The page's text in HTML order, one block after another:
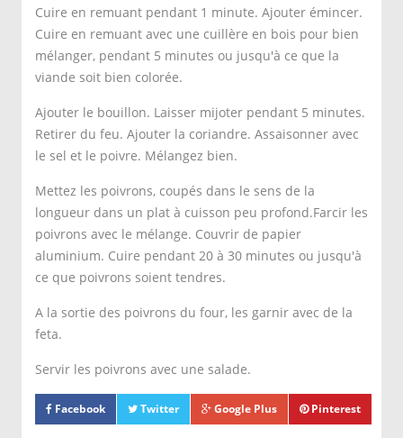
Cuire en remuant pendant 1 minute. Ajouter émincer.
Cuire en remuant avec une cuillère en bois pour bien
mélanger, pendant 5 minutes ou jusqu'à ce que la
viande soit bien colorée.
Ajouter le bouillon. Laisser mijoter pendant 5 minutes.
Retirer du feu. Ajouter la coriandre. Assaisonner avec
le sel et le poivre. Mélangez bien.
Mettez les poivrons, coupés dans le sens de la
longueur dans un plat à cuisson peu profond.Farcir les
poivrons avec le mélange. Couvrir de papier
aluminium. Cuire pendant 20 à 30 minutes ou jusqu'à
ce que poivrons soient tendres.
A la sortie des poivrons du four, les garnir avec de la
feta.
Servir les poivrons avec une salade.
Facebook Twitter Google Plus Pinterest